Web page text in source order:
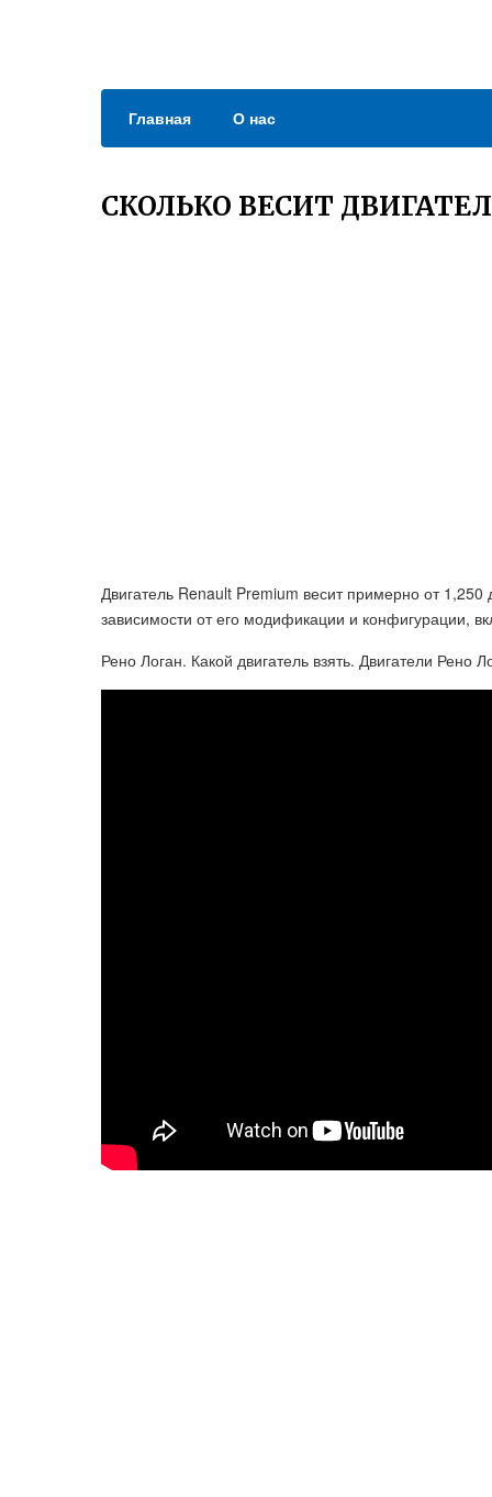
Главная О нас
СКОЛЬКО ВЕСИТ
Двигатель Renault Premium весит примерно от
зависимости от его модификации и конфигурации,
Рено Логан. Какой двигатель взять. Двигатели Рено